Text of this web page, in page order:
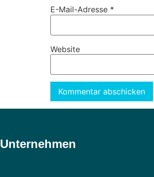
E-Mail-Adresse *
Website
Unternehmen